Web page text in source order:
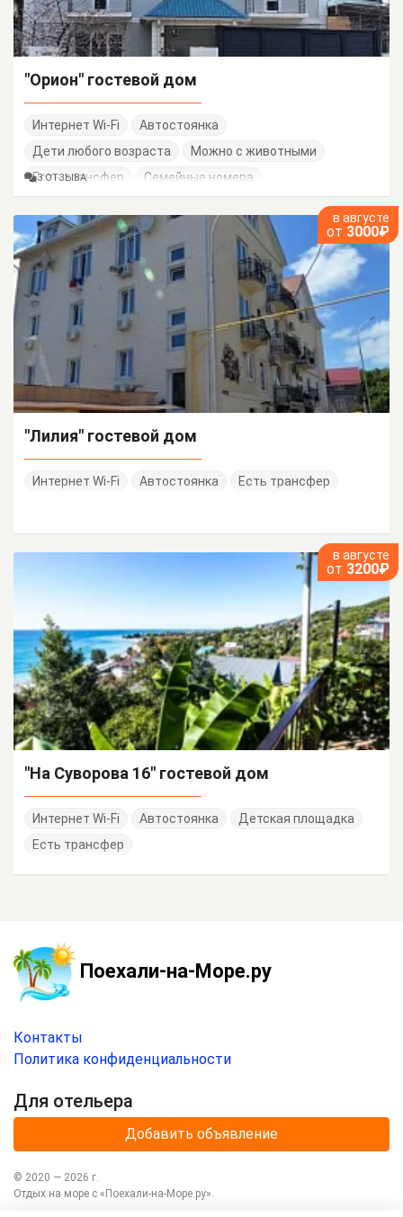
"Орион" гостевой дом
Интернет Wi-Fi
Автостоянка
Дети любого возраста
Можно с животными
Есть трансфер
Семейные номера
3 ОТЗЫВА
в августе
от 3000₽
"Лилия" гостевой дом
Интернет Wi-Fi Автостоянка Есть трансфер
в августе
от 3200₽
"На Суворова 16" гостевой дом
Интернет Wi-Fi Автостоянка
Детская площадка
Есть трансфер
Поехали-на-Море.ру
Контакты
Политика конфиденциальности
Для отельера
Добавить объявление
© 2020 — 2026 г.
Отдых на море с «Поехали-на-Море.ру».